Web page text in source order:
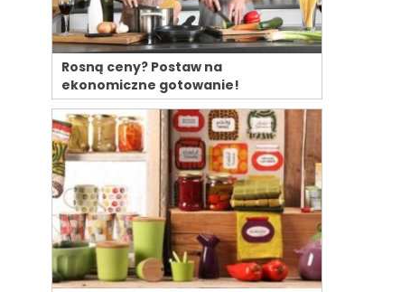
Rosną ceny? Postaw na
ekonomiczne gotowanie!